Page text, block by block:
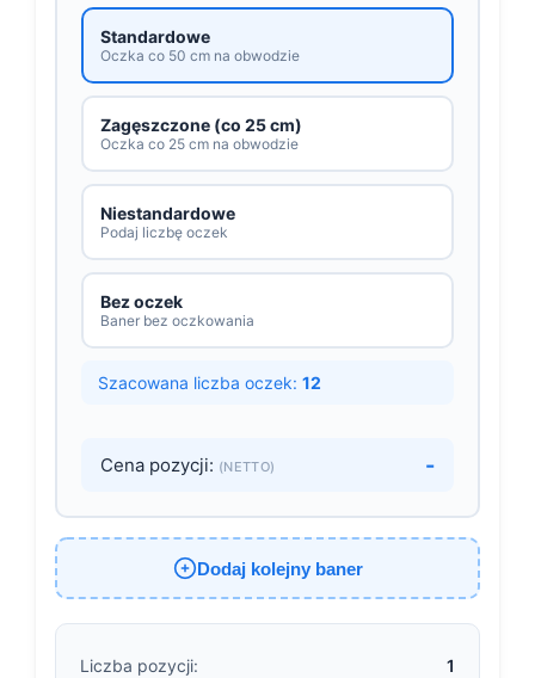
Standardowe
Oczka co 50 cm na obwodzie
Zagęszczone (co 25 cm)
Oczka co 25 cm na obwodzie
Niestandardowe
Podaj liczbę oczek
Bez oczek
Baner bez oczkowania
Szacowana liczba oczek: 12
Cena pozycji: (NETTO) -
Dodaj kolejny baner
Liczba pozycji:
1